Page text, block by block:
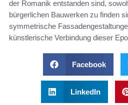
der Romanik entstanden sind,
bürgerlichen Bauwerken zu finden
symmetrische
künstlerische Verbindung dieser
Facebook
LinkedIn